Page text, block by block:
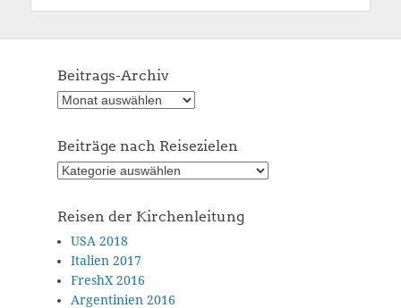
Beitrags-Archiv
Beitrags-
Beiträge nach Reisezielen
Beiträge
Reisezielen
Reisen der Kirchenleitung
USA 2018
Italien 2017
FreshX 2016
Argentinien 2016